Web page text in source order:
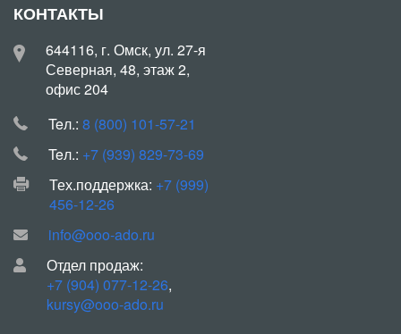
КОНТАКТЫ
644116, г. Омск, ул. 27-я
Северная, 48, этаж 2,
офис 204
Teл.: 8 (800) 101-57-21
Teл.: +7 (939) 829-73-69
Тех.поддержка: +7 (999)
456-12-26
info@ooo-ado.ru
Отдел продаж:
+7 (904) 077-12-26,
kursy@ooo-ado.ru